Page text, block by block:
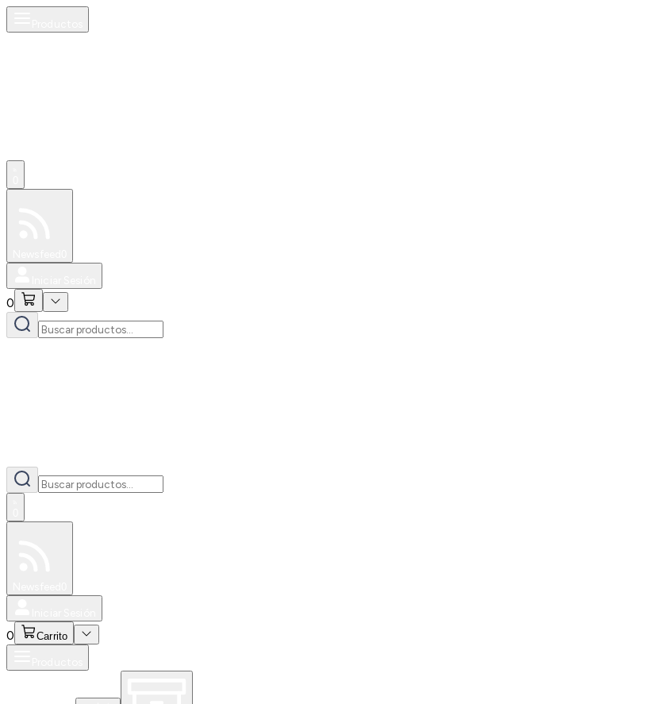
0
0 Carrito